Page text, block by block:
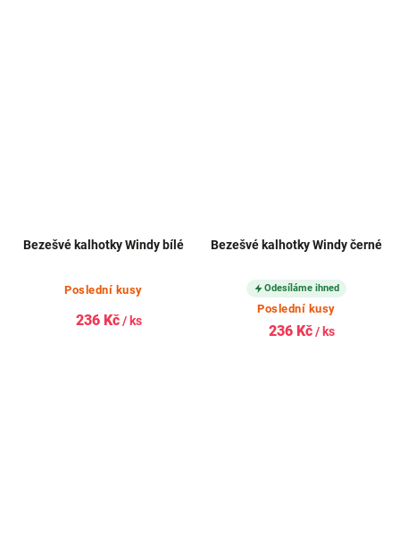
Bezešvé kalhotky Windy bílé
Poslední kusy
236 Kč/ ks
Bezešvé kalhotky Windy černé
Odesíláme ihned
Poslední kusy
236 Kč/ ks